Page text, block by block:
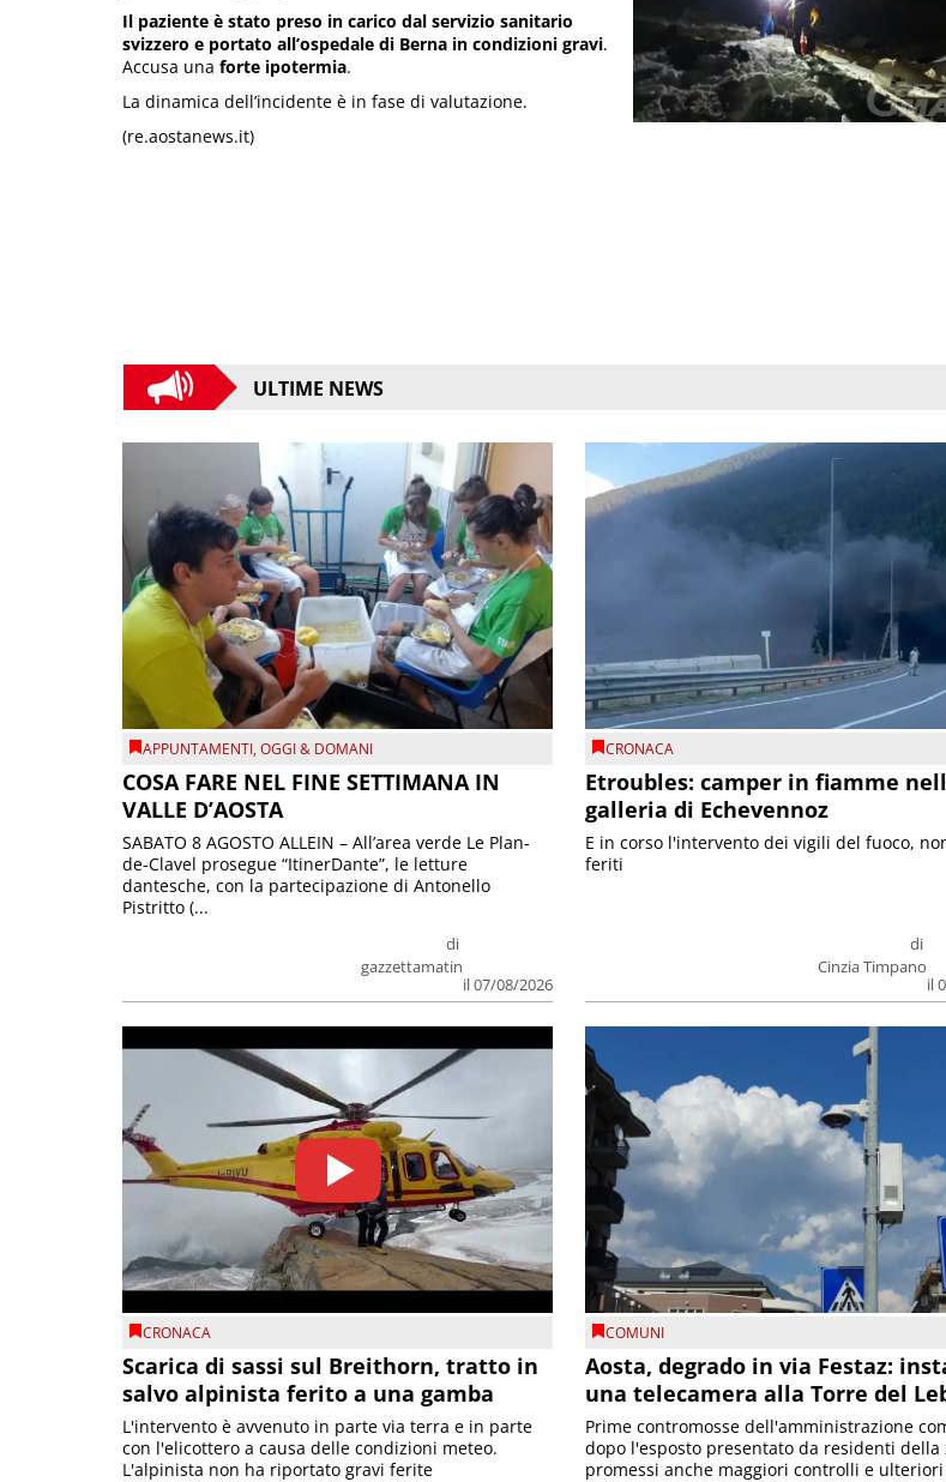
Il paziente è stato preso in carico dal servizio sanitario
svizzero e portato all’ospedale di Berna in condizioni gravi.
Accusa una forte ipotermia.
La dinamica dell’incidente è in fase di valutazione.
(re.aostanews.it)
ULTIME NEWS
APPUNTAMENTI,OGGI & DOMANI
COSA FARE NEL FINE SETTIMANA IN
VALLE D’AOSTA
di
gazzettamatin
il 07/08/2026
SABATO 8 AGOSTO ALLEIN – All’area verde Le Plan-
de-Clavel prosegue “ItinerDante”, le letture
dantesche, con la partecipazione di Antonello
Pistritto (...
CRONACA
Etroubles: camper in fiamme
galleria di Echevennoz
di
Cinzia Timpano
il
E in corso l'intervento dei vigili del fuoco,
feriti
CRONACA
Scarica di sassi sul Breithorn, tratto in
salvo alpinista ferito a una gamba
L'intervento è avvenuto in parte via terra e in parte
con l'elicottero a causa delle condizioni meteo.
L'alpinista non ha riportato gravi ferite
COMUNI
Aosta, degrado in via Festaz:
una telecamera alla Torre del
Prime contromosse dell'amministrazione
dopo l'esposto presentato da residenti della
promessi anche maggiori controlli e